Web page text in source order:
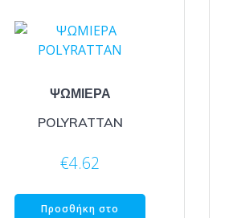
ΨΩΜΙΕΡΑ
POLYRATTAN
€4.62
Προσθήκη στο